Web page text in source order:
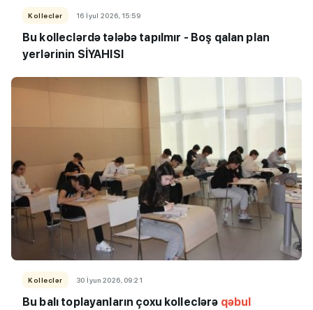
Kolleclər 16 İyul 2026, 15:59
Bu kolleclərdə tələbə tapılmır - Boş qalan plan
yerlərinin SİYAHISI
Kolleclər 30 İyun 2026, 09:21
Bu balı toplayanların çoxu kolleclərə qəbul